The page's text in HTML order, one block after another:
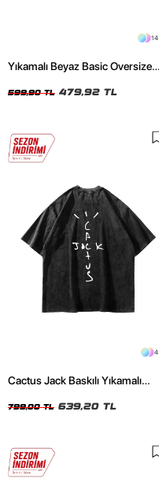
14
Yıkamalı Beyaz Basic Oversize
599,90 TL 479,92 TL
4
Cactus Jack Baskılı Yıkamalı
799,00 TL 639,20 TL